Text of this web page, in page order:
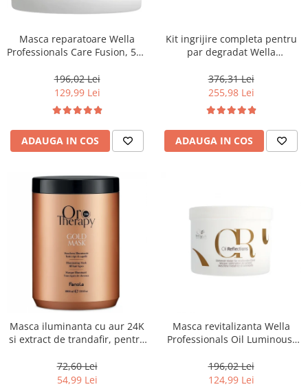
Masca reparatoare Wella
Professionals Care Fusion, 500
196,02 Lei
129,99 Lei
ADAUGA IN COS
Kit ingrijire completa pentru
par degradat Wella
Salon Size
376,31 Lei
255,98 Lei
ADAUGA IN COS
Masca iluminanta cu aur 24K
si extract de trandafir, pentru
Oro Therapy, 1000 ml
72,60 Lei
54,99 Lei
Masca revitalizanta Wella
Professionals Oil Luminous,
196,02 Lei
124,99 Lei